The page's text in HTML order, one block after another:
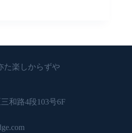
た楽しからずや
和路4段103号6F